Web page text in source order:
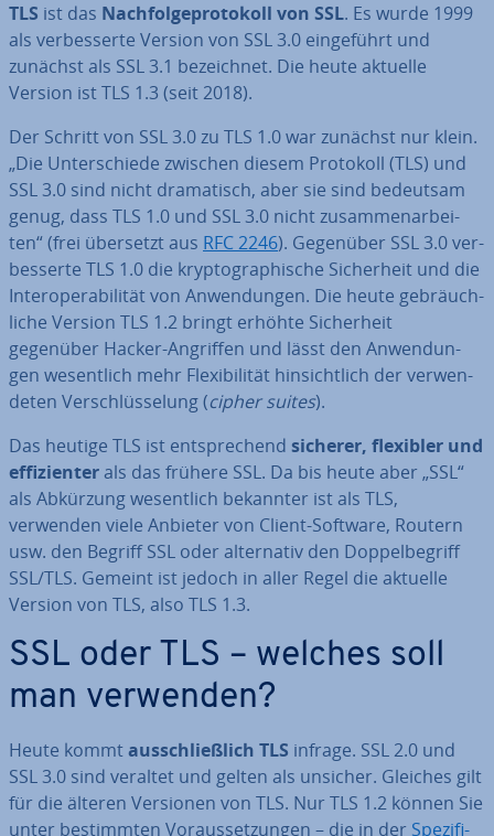
TLS ist das Nach­fol­ge­pro­to­koll von SSL. Es wurde 1999
als ver­bes­ser­te Version von SSL 3.0 ein­ge­führt und
zunächst als SSL 3.1 be­zeich­net. Die heute aktuelle
Version ist TLS 1.3 (seit 2018).
Der Schritt von SSL 3.0 zu TLS 1.0 war zunächst nur klein.
„Die Un­ter­schie­de zwischen diesem Protokoll (TLS) und
SSL 3.0 sind nicht dra­ma­tisch, aber sie sind bedeutsam
genug, dass TLS 1.0 und SSL 3.0 nicht zu­sam­men­ar­bei­
ten“ (frei übersetzt aus RFC 2246). Gegenüber SSL 3.0 ver­
bes­ser­te TLS 1.0 die kryp­to­gra­phi­sche Si­cher­heit und die
In­ter­ope­ra­bi­li­tät von An­wen­dun­gen. Die heute ge­bräuch­
li­che Version TLS 1.2 bringt erhöhte Si­cher­heit
gegenüber Hacker-Angriffen und lässt den An­wen­dun­
gen we­sent­lich mehr Fle­xi­bi­li­tät hin­sicht­lich der ver­wen­
de­ten Ver­schlüs­se­lung (cipher suites).
Das heutige TLS ist ent­spre­chend sicherer, flexibler und
ef­fi­zi­en­terals das frühere SSL. Da bis heute aber „SSL“
als Abkürzung we­sent­lich bekannter ist als TLS,
verwenden viele Anbieter von Client-Software, Routern
usw. den Begriff SSL oder al­ter­na­tiv den Dop­pel­be­griff
SSL/TLS. Gemeint ist jedoch in aller Regel die aktuelle
Version von TLS, also TLS 1.3.
SSL oder TLS – welches soll
man verwenden?
Heute kommtaus­schließ­lich TLS infrage. SSL 2.0 und
SSL 3.0 sind veraltet und gelten als unsicher. Gleiches gilt
für die älteren Versionen von TLS. Nur TLS 1.2 können Sie
unter be­stimm­ten Vor­aus­set­zun­gen – die in der Spe­zi­fi­